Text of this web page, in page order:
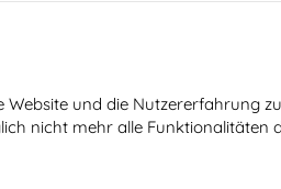
Website und die Nutzererfahrung
nicht mehr alle Funktionalitäten